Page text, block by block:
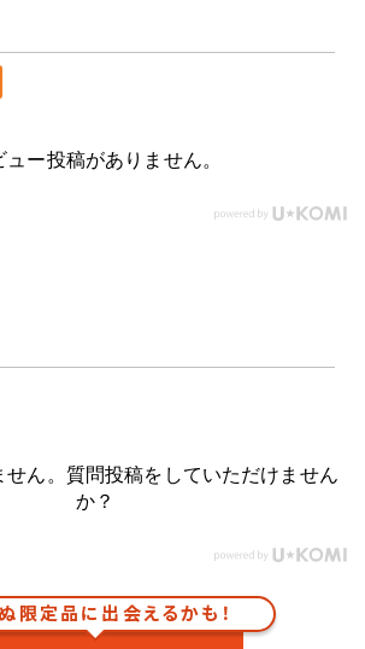
ュー投稿がありません。
せん。質問投稿をしていただけません
か？
限定品に出会えるかも！